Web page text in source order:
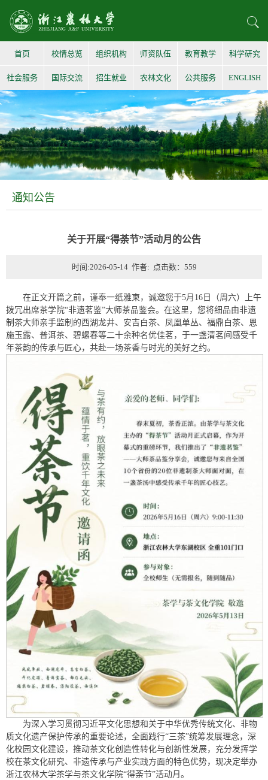
首页 校情总览 组织机构 师资队伍 教育教学 科学研究
社会服务 国际交流 招生就业 农林文化 公共服务 ENGLISH
通知公告
关于开展“得荼节”活动月的公告
时间:2026-05-14 作者: 点击数： 559
在正文开篇之前，谨奉一纸雅柬，诚邀您于5月16日（周六）上午
拨冗出席茶学院“非遗茗鉴”大师茶品鉴会。在这里，您将细品由非遗
制茶大师亲手监制的西湖龙井、安吉白茶、凤凰单丛、福鼎白茶、恩
施玉露、普洱茶、碧螺春等二十余种名优佳茗，于一盏清茗间感受千
年茶韵的传承与匠心，共赴一场茶香与时光的美好之约。
为深入学习贯彻习近平文化思想和关于中华优秀传统文化、非物
质文化遗产保护传承的重要论述，全面践行“三茶”统筹发展理念，深
化校园文化建设，推动茶文化创造性转化与创新性发展，充分发挥学
校在茶文化研究、非遗传承与产业实践方面的特色优势，现决定举办
浙江农林大学茶学与茶文化学院“得荼节”活动月。